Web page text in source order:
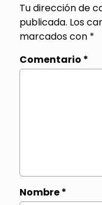
Tu dirección de
publicada. Los
marcados con *
Comentario *
Nombre*